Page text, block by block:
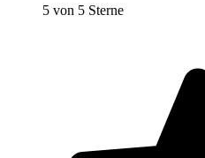
5 von 5 Sterne